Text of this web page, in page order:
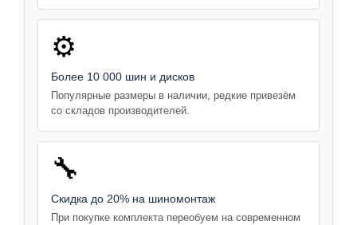
⚙️
Более 10 000 шин и дисков
Популярные размеры в наличии, редкие привезём
со складов производителей.
🔧
Скидка до 20% на шиномонтаж
При покупке комплекта переобуем на современном